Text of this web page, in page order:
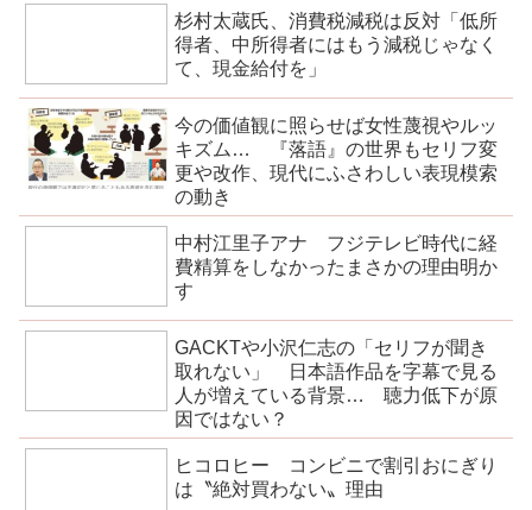
杉村太蔵氏、消費税減税は反対「低所
得者、中所得者にはもう減税じゃなく
て、現金給付を」
今の価値観に照らせば女性蔑視やルッ
キズム… 『落語』の世界もセリフ変
更や改作、現代にふさわしい表現模索
の動き
中村江里子アナ フジテレビ時代に経
費精算をしなかったまさかの理由明か
す
GACKTや小沢仁志の「セリフが聞き
取れない」 日本語作品を字幕で見る
人が増えている背景… 聴力低下が原
因ではない？
ヒコロヒー コンビニで割引おにぎり
は〝絶対買わない〟理由